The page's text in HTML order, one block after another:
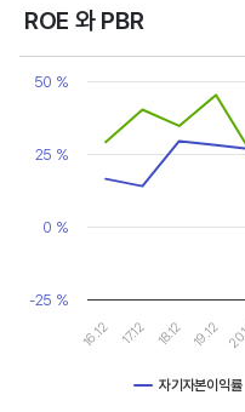
주당배당금의 비율입니다. 예를 들어 A
라고 하면, 시가배당률은 1.5% 이상이
높을수록 좋습니다.
ROE 와 PBR
Chart
Line chart with 2 lines.
View as data table, Chart
The chart has 1 X axis
The chart has 2 Y axes
자기자본이익률
16.12 17.12 18.12 19.12
-25 %
0 %
25 %
50 %